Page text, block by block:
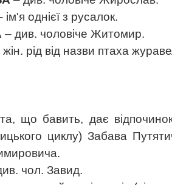
ім'я однієї з русалок.
– див. чоловіче Житомир.
жін. рід від назви птаха
що бавить, дає
циклу) Забава
чол. Завид.